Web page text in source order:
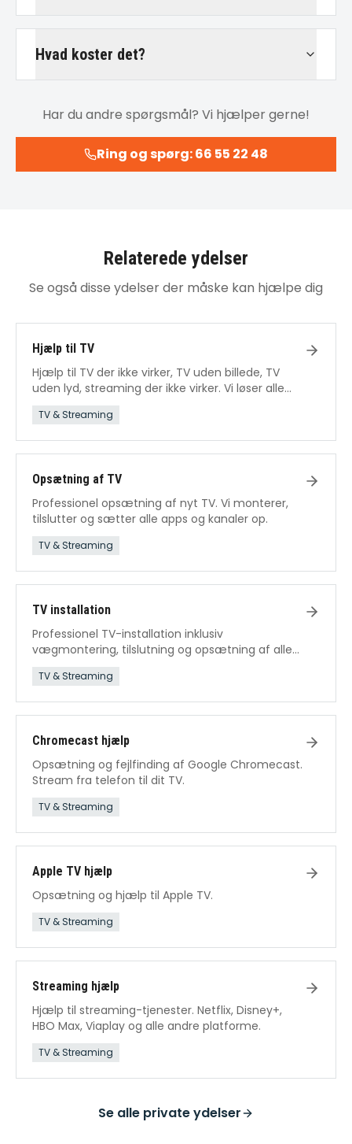
Hvad koster det?
Har du andre spørgsmål? Vi hjælper gerne!
Ring og spørg: 66 55 22 48
Relaterede ydelser
Se også disse ydelser der måske kan hjælpe dig
Hjælp til TV
Hjælp til TV der ikke virker, TV uden billede, TV
uden lyd, streaming der ikke virker. Vi løser alle
TV-problemer.
TV & Streaming
Opsætning af TV
Professionel opsætning af nyt TV. Vi monterer,
tilslutter og sætter alle apps og kanaler op.
TV & Streaming
TV installation
Professionel TV-installation inklusiv
vægmontering, tilslutning og opsætning af alle
funktioner.
TV & Streaming
Chromecast hjælp
Opsætning og fejlfinding af Google Chromecast.
Stream fra telefon til dit TV.
TV & Streaming
Apple TV hjælp
Opsætning og hjælp til Apple TV.
TV & Streaming
Streaming hjælp
Hjælp til streaming-tjenester. Netflix, Disney+,
HBO Max, Viaplay og alle andre platforme.
TV & Streaming
Se alle private ydelser